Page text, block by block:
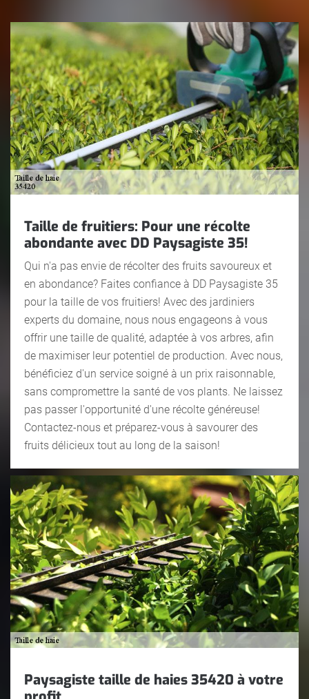
Taille de fruitiers: Pour une récolte
abondante avec DD Paysagiste 35!
Qui n'a pas envie de récolter des fruits savoureux et
en abondance? Faites confiance à DD Paysagiste 35
pour la taille de vos fruitiers! Avec des jardiniers
experts du domaine, nous nous engageons à vous
offrir une taille de qualité, adaptée à vos arbres, afin
de maximiser leur potentiel de production. Avec nous,
bénéficiez d'un service soigné à un prix raisonnable,
sans compromettre la santé de vos plants. Ne laissez
pas passer l'opportunité d'une récolte généreuse!
Contactez-nous et préparez-vous à savourer des
fruits délicieux tout au long de la saison!
Paysagiste taille de haies 35420 à votre